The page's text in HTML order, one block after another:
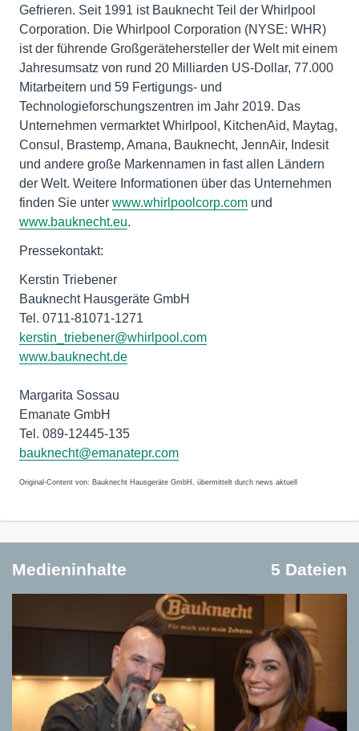
Gefrieren. Seit 1991 ist Bauknecht Teil der Whirlpool
Corporation. Die Whirlpool Corporation (NYSE: WHR)
ist der führende Großgerätehersteller der Welt mit einem
Jahresumsatz von rund 20 Milliarden US-Dollar, 77.000
Mitarbeitern und 59 Fertigungs- und
Technologieforschungszentren im Jahr 2019. Das
Unternehmen vermarktet Whirlpool, KitchenAid, Maytag,
Consul, Brastemp, Amana, Bauknecht, JennAir, Indesit
und andere große Markennamen in fast allen Ländern
der Welt. Weitere Informationen über das Unternehmen
finden Sie unter www.whirlpoolcorp.com und
www.bauknecht.eu.
Pressekontakt:
Kerstin Triebener
Bauknecht Hausgeräte GmbH
Tel. 0711-81071-1271
kerstin_triebener@whirlpool.com
www.bauknecht.de
Margarita Sossau
Emanate GmbH
Tel. 089-12445-135
bauknecht@emanatepr.com
Original-Content von: Bauknecht Hausgeräte GmbH, übermittelt durch news aktuell
Medieninhalte 5 Dateien